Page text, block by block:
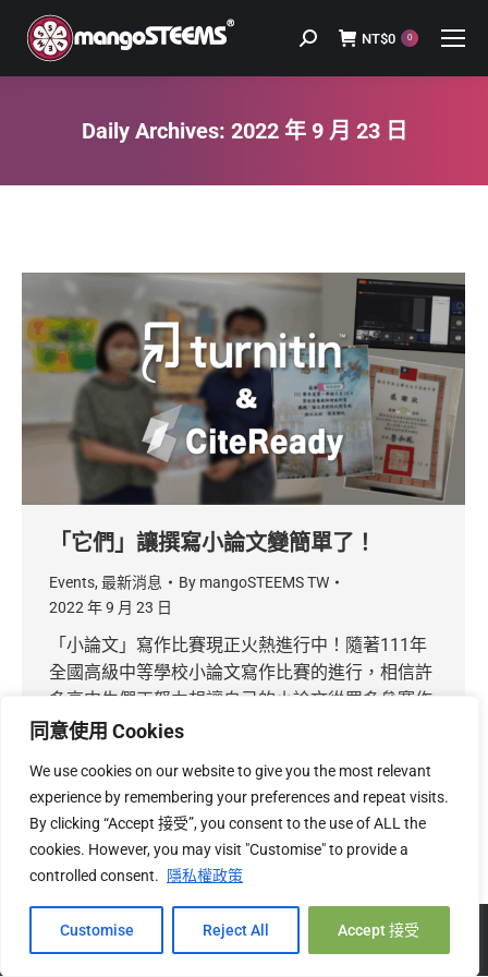
同意使用 Cookies
We use cookies on our website to give you the most relevant
experience by remembering your preferences and repeat visits.
By clicking “Accept 接受”, you consent to the use of ALL the
cookies. However, you may visit "Customise" to provide a
controlled consent.
隱私權政策
Customise Reject All Accept 接受
Search: NT$0 0
Daily Archives: 2022 年 9 月 23 日
「它們」讓撰寫小論文變簡單了！
Events, 最新消息 By mangoSTEEMS TW
2022 年 9 月 23 日
「小論文」寫作比賽現正火熱進行中！隨著111年
全國高級中等學校小論文寫作比賽的進行，相信許
多高中生們正努力想讓自己的小論文從眾多參賽作
品中脫穎而出，而我們的講師也在日前為許多高中
撰寫變簡單！到底「它們」是什麼呢？一起來看看
Copyright © 2026 mangoSTEEMS TW 台灣必富數位有限公司 |
於我們|隱私權|退換貨政策
Hi, 您好!
Open